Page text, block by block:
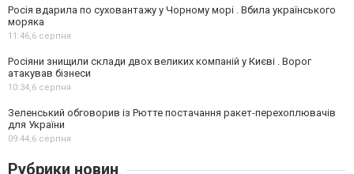
Росія вдарила по суховантажу у Чорному морі . Вбила українського
моряка
11:46,6 серпня
Росіяни знищили склади двох великих компаній у Києві . Ворог
атакував бізнеси
10:34,6 серпня
Зеленський обговорив із Рютте постачання ракет-перехоплювачів
для України
09:44,6 серпня
Рубрики новин